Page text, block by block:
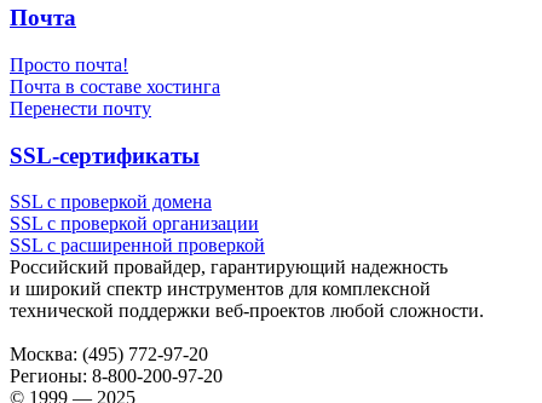
Почта
Просто почта!
Почта в составе хостинга
Перенести почту
SSL-сертификаты
SSL с проверкой домена
SSL с проверкой организации
SSL с расширенной проверкой
Российский провайдер, гарантирующий надежность
и широкий спектр инструментов для комплексной
технической поддержки веб-проектов любой сложности.
Москва: (495) 772-97-20
Регионы: 8-800-200-97-20
© 1999 — 2025